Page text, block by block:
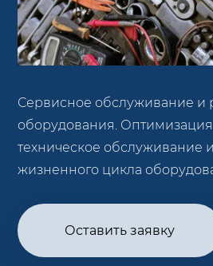
Сервисное обслуживание и
оборудования. Оптимизация
техническое обслуживание
жизненного цикла
Оставить заявку